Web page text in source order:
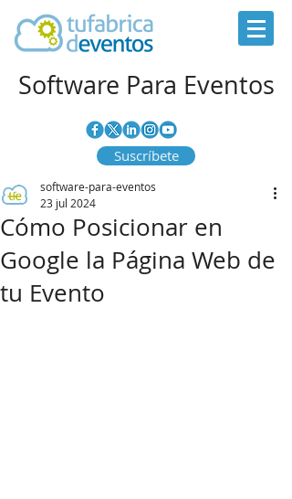
Software Para Eventos
Suscríbete
Cómo Posicionar en
Google la Página Web de
tu Evento
software-para-eventos
23 jul 2024